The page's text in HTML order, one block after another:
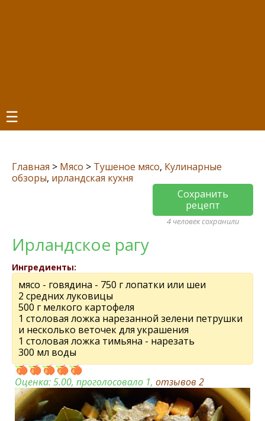
☰
Главная > Мясо > Тушеное мясо, Кулинарные
обзоры, ирландская кухня
Сохранить
рецепт
4 человек сохранили
Ирландское рагу
Ингредиенты:
мясо - говядина - 750 г лопатки или шеи
2 средних луковицы
500 г мелкого картофеля
1 столовая ложка нарезанной зелени петрушки
и несколько веточек для украшения
1 столовая ложка тимьяна - нарезать
300 мл воды
Оценка:5.00, проголосовало 1, отзывов 2